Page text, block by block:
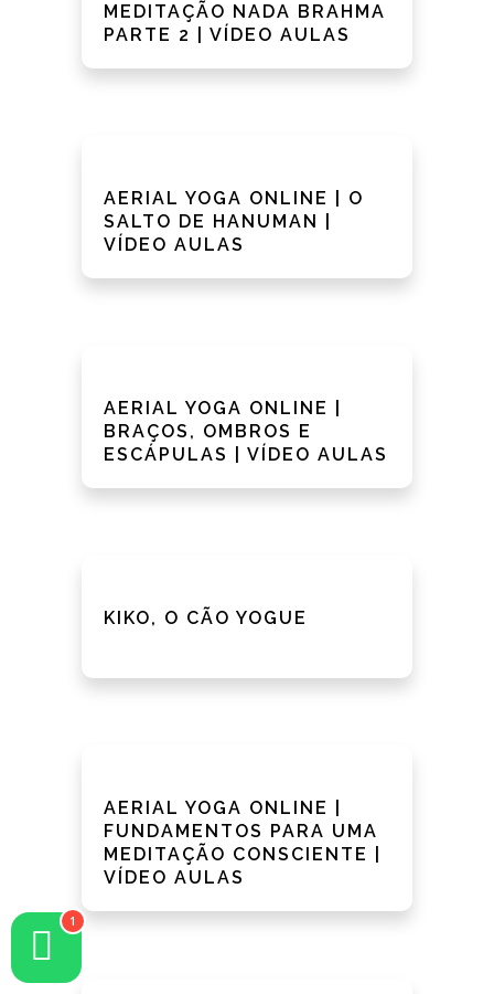
MEDITAÇÃO NADA BRAHMA
PARTE 2 | VÍDEO AULAS
AERIAL YOGA ONLINE | O
SALTO DE HANUMAN |
VÍDEO AULAS
AERIAL YOGA ONLINE |
BRAÇOS, OMBROS E
ESCÁPULAS | VÍDEO AULAS
KIKO, O CÃO YOGUE
AERIAL YOGA ONLINE |
FUNDAMENTOS PARA UMA
MEDITAÇÃO CONSCIENTE |
VÍDEO AULAS